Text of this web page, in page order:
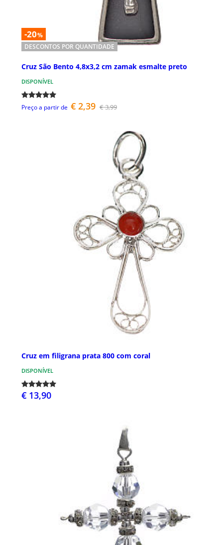
-20%
DESCONTOS POR QUANTIDADE
Cruz São Bento 4,8x3,2 cm zamak esmalte preto
DISPONÍVEL
Preço a partir de € 2,39 € 3,99
Cruz em filigrana prata 800 com coral
DISPONÍVEL
€ 13,90